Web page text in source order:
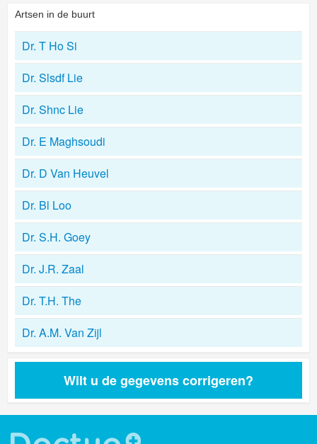
Artsen in de buurt
Dr. T Ho Si
Dr. Slsdf Lie
Dr. Shnc Lie
Dr. E Maghsoudi
Dr. D Van Heuvel
Dr. Bl Loo
Dr. S.H. Goey
Dr. J.R. Zaal
Dr. T.H. The
Dr. A.M. Van Zijl
Wilt u de gegevens corrigeren?